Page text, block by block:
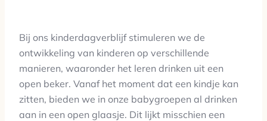
Bij ons kinderdagverblijf stimuleren we de
ontwikkeling van kinderen op verschillende
manieren, waaronder het leren drinken uit een
open beker. Vanaf het moment dat een kindje kan
zitten, bieden we in onze babygroepen al drinken
aan in een open glaasje. Dit lijkt misschien een